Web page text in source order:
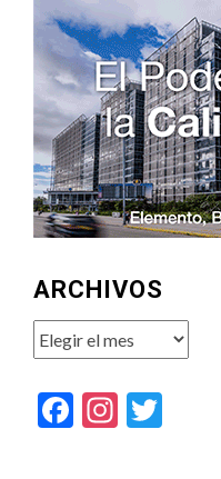
ARCHIVOS
Archivos
Facebook